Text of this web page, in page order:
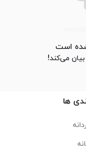
است
بیان می‌کند!
ها